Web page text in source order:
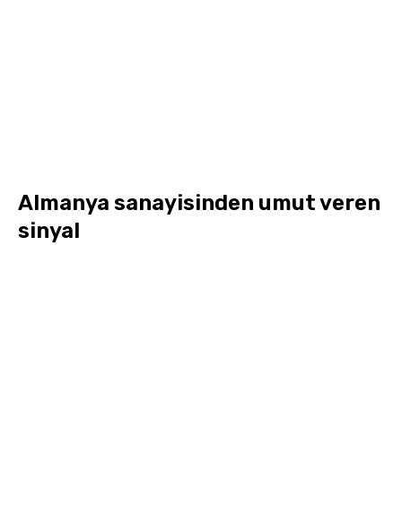
Almanya sanayisinden umut veren
sinyal